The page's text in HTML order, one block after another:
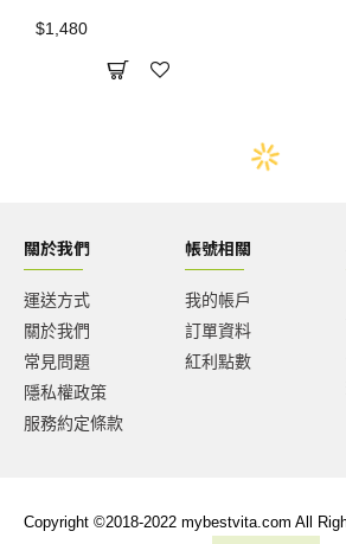
$1,480
關於我們
運送方式
關於我們
常見問題
隱私權政策
服務約定條款
帳號相關
我的帳戶
訂單資料
紅利點數
Copyright ©2018-2022 mybestvita.com All